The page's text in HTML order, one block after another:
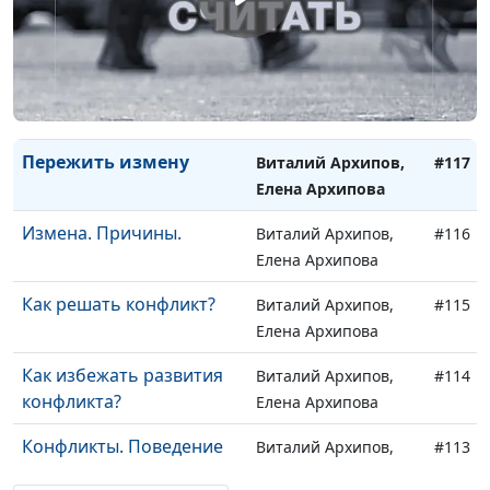
Семейные правила
Виталий Архипов,
Елена Архипова
#119
Повторный брак
Виталий Архипов,
Елена Архипова
#118
Пережить измену
Виталий Архипов,
Елена Архипова
#117
Измена. Причины.
Виталий Архипов,
Елена Архипова
#116
Как решать конфликт?
Виталий Архипов,
Елена Архипова
#115
Как избежать развития
конфликта?
Виталий Архипов,
Елена Архипова
#114
Конфликты. Поведение
Виталий Архипов,
#113